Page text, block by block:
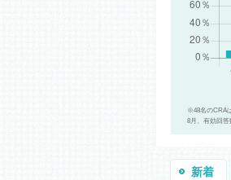
※48名のCRA
8月、有効回答
新着